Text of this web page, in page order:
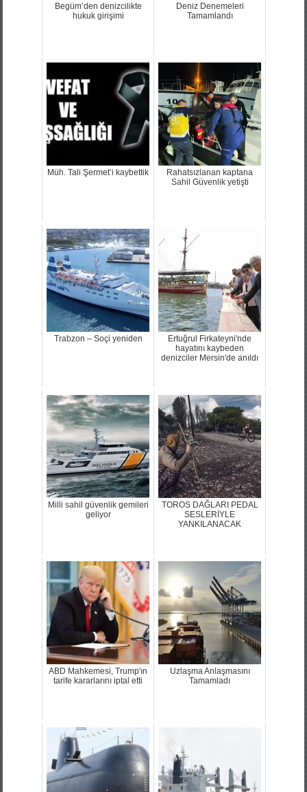
Begüm’den denizcilikte
hukuk girişimi
Deniz Denemeleri
Tamamlandı
Müh. Tali Şermet’i kaybettik
Rahatsızlanan kaptana
Sahil Güvenlik yetişti
Trabzon – Soçi yeniden
Ertuğrul Firkateyni'nde
hayatını kaybeden
denizciler Mersin'de anıldı
Milli sahil güvenlik gemileri
geliyor
TOROS DAĞLARI PEDAL
SESLERİYLE
YANKILANACAK
ABD Mahkemesi, Trump'ın
tarife kararlarını iptal etti
Uzlaşma Anlaşmasını
Tamamladı